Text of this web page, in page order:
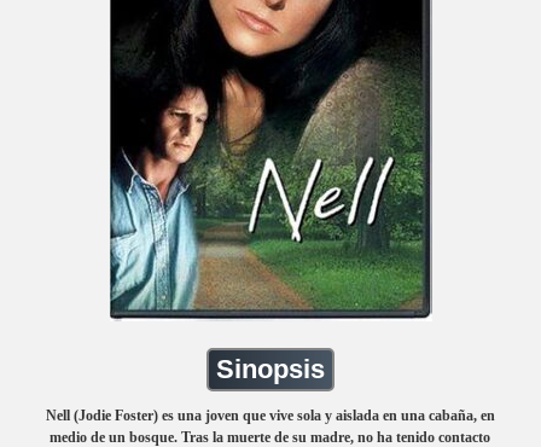
Sinopsis
Nell (Jodie Foster) es una joven que vive sola y aislada en una cabaña, en
medio de un bosque. Tras la muerte de su madre, no ha tenido contacto